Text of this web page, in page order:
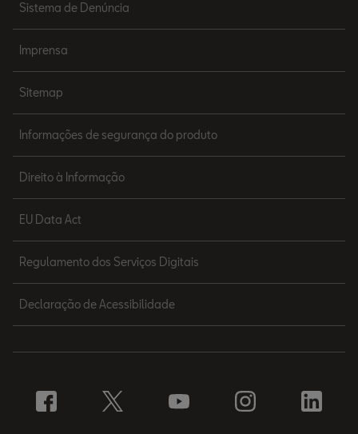
Sistema de Denúncia
Imprensa
Sitemap
Informações de segurança do produto
Direito à Informação
EU Data Act
Regulamento dos Serviços Digitais
Declaração de Acessibilidade